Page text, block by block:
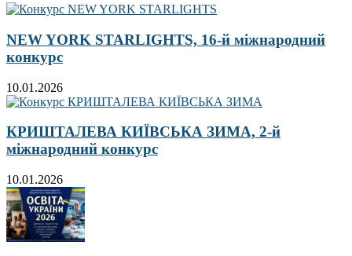
NEW YORK STARLIGHTS, 16-й міжнародний
конкурс
10.01.2026
КРИШТАЛЕВА КИЇВСЬКА ЗИМА, 2-й
міжнародний конкурс
10.01.2026